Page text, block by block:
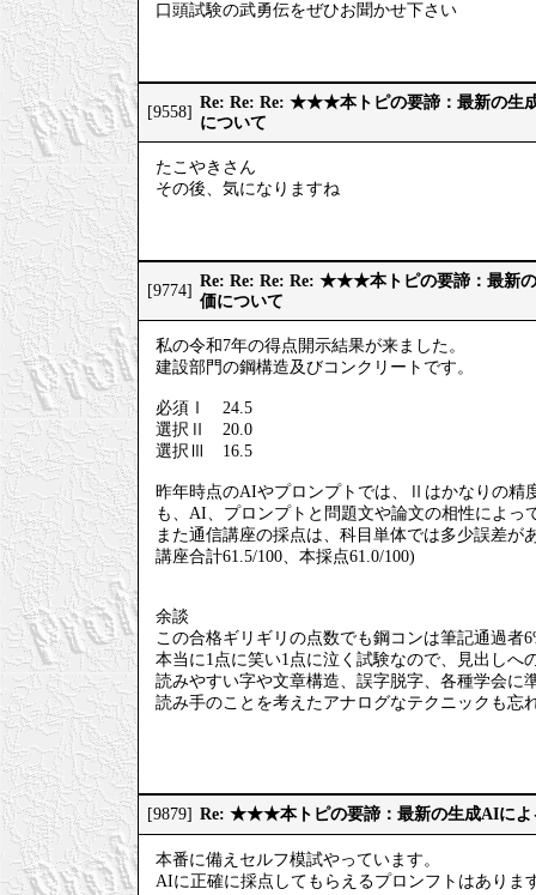
口頭試験の武勇伝をぜひお聞かせ下さい
[9558]
Re: Re: Re: ★★★本トピの要諦：最新の生
について
たこやきさん
その後、気になりますね
[9774]
Re: Re: Re: Re: ★★★本トピの要諦：最新
価について
私の令和7年の得点開示結果が来ました。
建設部門の鋼構造及びコンクリートです。
必須Ⅰ 24.5
選択Ⅱ 20.0
選択Ⅲ 16.5
昨年時点のAIやプロンプトでは、Ⅱはかなりの
も、AI、プロンプトと問題文や論文の相性によっ
また通信講座の採点は、科目単体では多少誤差
講座合計61.5/100、本採点61.0/100)
余談
この合格ギリギリの点数でも鋼コンは筆記通過者
本当に1点に笑い1点に泣く試験なので、見出しへ
読みやすい字や文章構造、誤字脱字、各種学会に
読み手のことを考えたアナログなテクニックも忘
[9879] Re: ★★★本トピの要諦：最新の生成AIによ
本番に備えセルフ模試やっています。
AIに正確に採点してもらえるプロンフトはありま